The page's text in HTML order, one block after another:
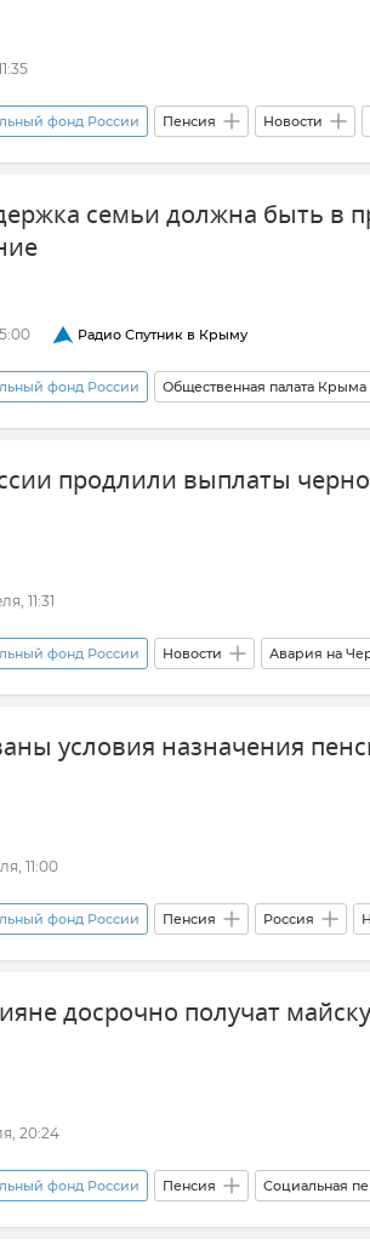
фонд России Пенсия Новости
семьи должна быть в
Радио Спутник в Крыму
фонд России Общественная палата Крыма
Жилье в Крыму
продлили выплаты
11:31
фонд России Новости Авария на
Пособия и выплаты Соцвыплаты
условия назначения
11:00
фонд России Пенсия Россия
досрочно получат
20:24
фонд России Пенсия Социальная
и выплаты